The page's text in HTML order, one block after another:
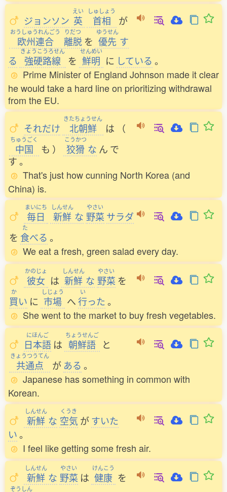
ジョンソン
えい
英
しゅしょう
首相 が
おうしゅうれんごう
欧州連合
りだつ
離脱 を
ゆうせん
優先 す
る
きょうこうろせん
強硬路線 を
せんめい
鮮明 に している 。
Prime Minister of England Johnson made it clear
he would take a hard line on prioritizing withdrawal
from the EU.
それだけ
きたちょうせん
北朝鮮 は （
ちゅうごく
中国 も ）
こうかつ
狡猾 な ん で
す。
That's just how cunning North Korea (and
China) is.
まいにち
毎日
しんせん
新鮮 な
やさい
野菜 サラダ
を
た
食べる 。
We eat a fresh, green salad every day.
かのじょ
彼女 は
しんせん
新鮮 な
やさい
野菜 を
か
買い に
しじょう
市場 へ
い
行った。
She went to the market to buy fresh vegetables.
にほんご
日本語 は
ちょうせんご
朝鮮語 と
きょうつうてん
共通点 が ある 。
Japanese has something in common with
Korean.
しんせん
新鮮 な
くうき
空気 がすいた
い。
I feel like getting some fresh air.
しんせん
新鮮 な
やさい
野菜 は
けんこう
健康 を
ぞうしん